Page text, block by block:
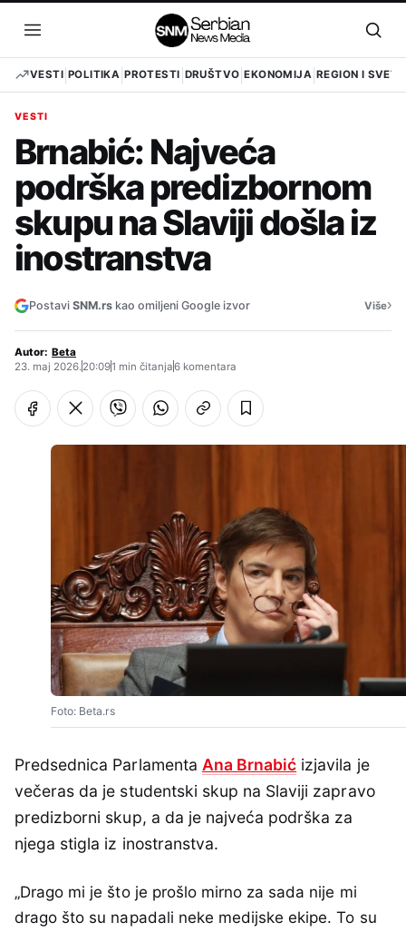
sadržaj
Otvori
meni
VESTI POLITIKA PROTESTI DRUŠTVO EKONOMIJA REGION I SVET
VESTI
Brnabić: Najveća
podrška predizbornom
skupu na Slaviji došla iz
inostranstva
Postavi SNM.rs kao omiljeni Google izvor Više›
Autor: Beta
23. maj 2026.20:091 min čitanja6 komentara
Foto: Beta.rs
Predsednica Parlamenta Ana Brnabić izjavila je
večeras da je studentski skup na Slaviji zapravo
predizborni skup, a da je najveća podrška za
njega stigla iz inostranstva.
„Drago mi je što je prošlo mirno za sada nije mi
drago što su napadali neke medijske ekipe. To su